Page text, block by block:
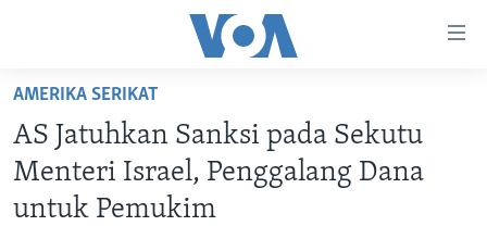
Akses
Lanjut
ke
Konten
Utama
DUNIA
VIDEO
AMERIKA SERIKAT
AS Jatuhkan Sanksi pada Sekutu
Menteri Israel, Penggalang Dana
untuk Pemukim